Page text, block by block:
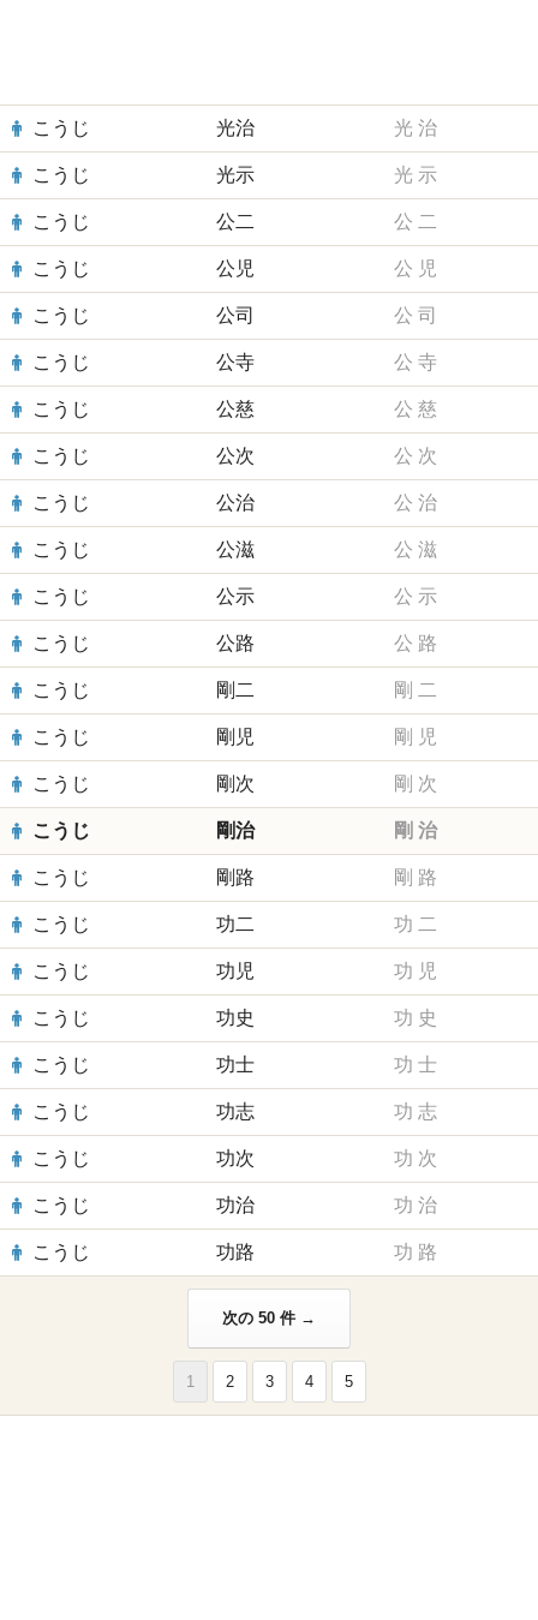
こうじ 光治 光 治
こうじ 光示 光 示
こうじ 公二 公 二
こうじ 公児 公 児
こうじ 公司 公 司
こうじ 公寺 公 寺
こうじ 公慈 公 慈
こうじ 公次 公 次
こうじ 公治 公 治
こうじ 公滋 公 滋
こうじ 公示 公 示
こうじ 公路 公 路
こうじ 剛二 剛 二
こうじ 剛児 剛 児
こうじ 剛次 剛 次
こうじ 剛治 剛 治
こうじ 剛路 剛 路
こうじ 功二 功 二
こうじ 功児 功 児
こうじ 功史 功 史
こうじ 功士 功 士
こうじ 功志 功 志
こうじ 功次 功 次
こうじ 功治 功 治
こうじ 功路 功 路
次の 50 件 →
1 2 3 4 5